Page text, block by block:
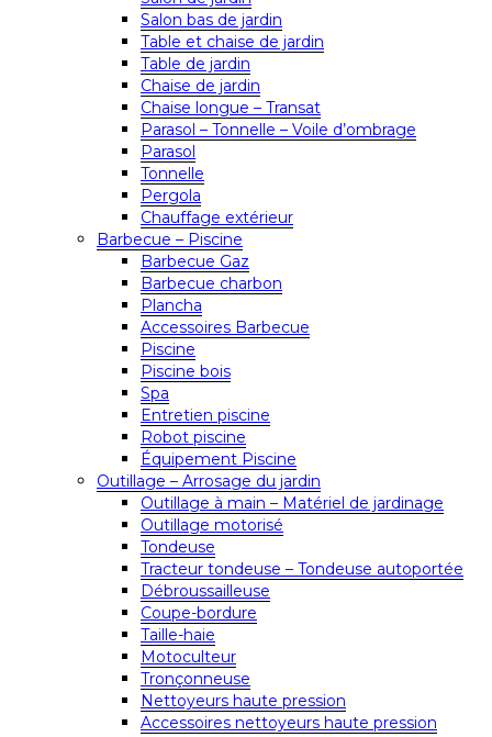
Salon bas de jardin
Table et chaise de jardin
Table de jardin
Chaise de jardin
Chaise longue – Transat
Parasol – Tonnelle – Voile d’ombrage
Parasol
Tonnelle
Pergola
Chauffage extérieur
Barbecue – Piscine
Barbecue Gaz
Barbecue charbon
Plancha
Accessoires Barbecue
Piscine
Piscine bois
Spa
Entretien piscine
Robot piscine
Équipement Piscine
Outillage – Arrosage du jardin
Outillage à main – Matériel de jardinage
Outillage motorisé
Tondeuse
Tracteur tondeuse – Tondeuse autoportée
Débroussailleuse
Coupe-bordure
Taille-haie
Motoculteur
Tronçonneuse
Nettoyeurs haute pression
Accessoires nettoyeurs haute pression